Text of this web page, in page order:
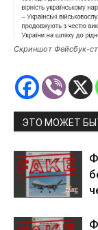
Скриншот Фейсбук-
ЭТО МОЖЕТ